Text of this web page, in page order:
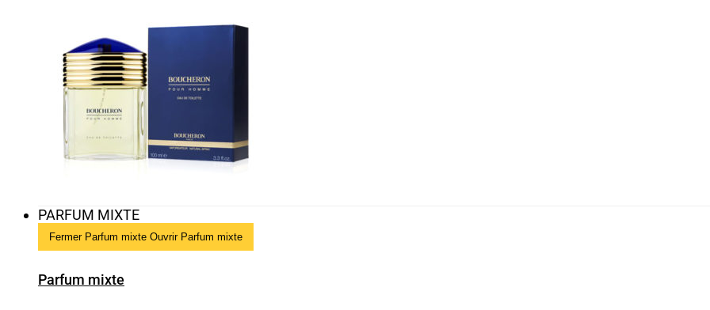
PARFUM MIXTE
Fermer Parfum mixte Ouvrir Parfum mixte
Parfum mixte